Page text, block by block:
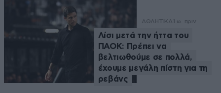
ΑΘΛΗΤΙΚΑ 1 ω. πριν
Λίσι μετά την ήττα του
ΠΑΟΚ: Πρέπει να
βελτιωθούμε σε πολλά,
έχουμε μεγάλη πίστη για τη
ρεβάνς